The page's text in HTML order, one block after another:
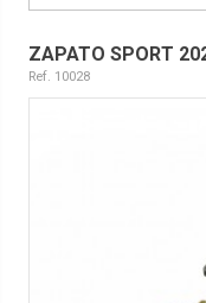
ZAPATO SPORT
Ref. 10028